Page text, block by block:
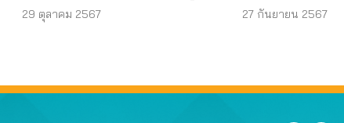
บริโภค ครั้งที่ 10/2567 วันที่
29 ตุลาคม 2567
บริโภค ครั้งที่
27 กันยายน 2567